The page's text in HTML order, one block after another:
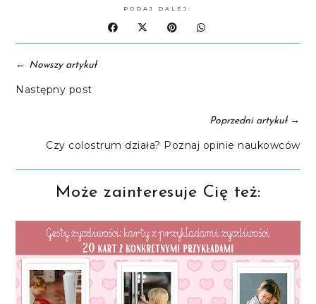
PODAJ DALEJ:
← Nowszy artykuł
Następny post
Poprzedni artykuł→
Czy colostrum działa? Poznaj opinie naukowców
Może zainteresuje Cię też: